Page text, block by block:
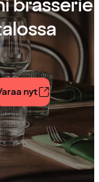
brasserie
nyt